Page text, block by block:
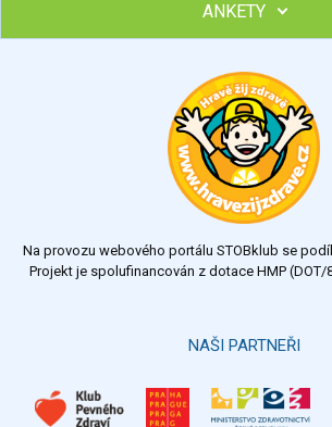
Hubněte s podporou lektorky a skupiny v
Chcete poradit s hubnutím? Najděte si
ANKETY
Výsledky
Na provozu webového portálu STOBklub se
Projekt je spolufinancován z dotace HMP
NAŠI PARTNEŘI